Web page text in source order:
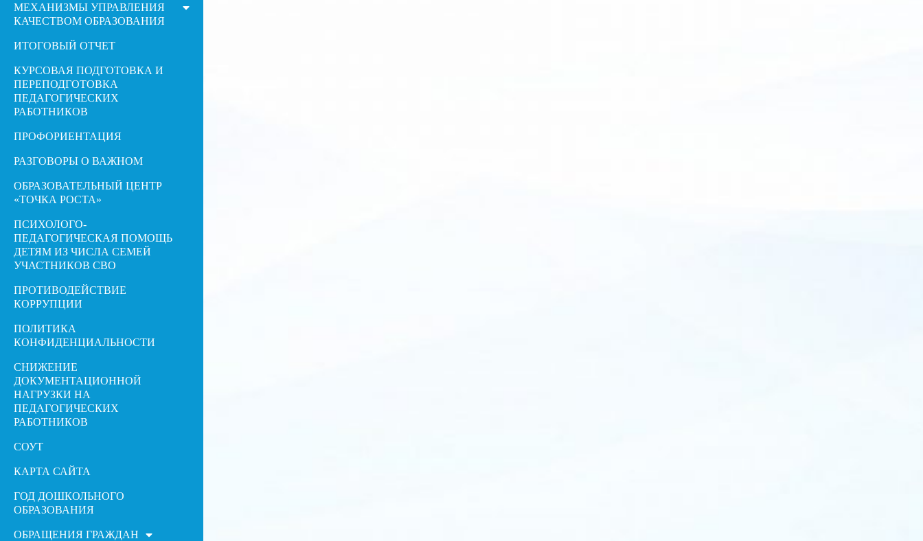
МЕХАНИЗМЫ УПРАВЛЕНИЯ
КАЧЕСТВОМ ОБРАЗОВАНИЯ
ИТОГОВЫЙ ОТЧЕТ
КУРСОВАЯ ПОДГОТОВКА И
ПЕРЕПОДГОТОВКА
ПЕДАГОГИЧЕСКИХ
РАБОТНИКОВ
ПРОФОРИЕНТАЦИЯ
РАЗГОВОРЫ О ВАЖНОМ
ОБРАЗОВАТЕЛЬНЫЙ ЦЕНТР
«ТОЧКА РОСТА»
ПСИХОЛОГО-
ПЕДАГОГИЧЕСКАЯ ПОМОЩЬ
ДЕТЯМ ИЗ ЧИСЛА СЕМЕЙ
УЧАСТНИКОВ СВО
ПРОТИВОДЕЙСТВИЕ
КОРРУПЦИИ
ПОЛИТИКА
КОНФИДЕНЦИАЛЬНОСТИ
СНИЖЕНИЕ
ДОКУМЕНТАЦИОННОЙ
НАГРУЗКИ НА
ПЕДАГОГИЧЕСКИХ
РАБОТНИКОВ
СОУТ
КАРТА САЙТА
ГОД ДОШКОЛЬНОГО
ОБРАЗОВАНИЯ
ОБРАЩЕНИЯ ГРАЖДАН